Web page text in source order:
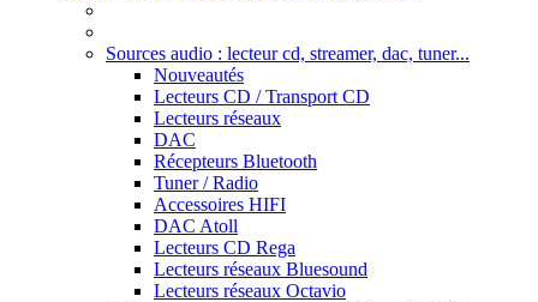
Sources audio : lecteur cd, streamer, dac, tuner...
Nouveautés
Lecteurs CD / Transport CD
Lecteurs réseaux
DAC
Récepteurs Bluetooth
Tuner / Radio
Accessoires HIFI
DAC Atoll
Lecteurs CD Rega
Lecteurs réseaux Bluesound
Lecteurs réseaux Octavio